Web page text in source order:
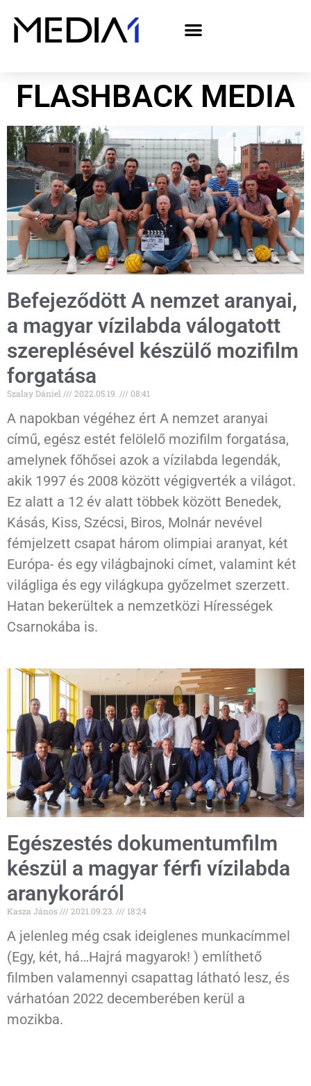
FLASHBACK MEDIA
Befejeződött A nemzet aranyai,
a magyar vízilabda válogatott
szereplésével készülő mozifilm
forgatása
Szalay Dániel 2022.05.19. 08:41
A napokban végéhez ért A nemzet aranyai
című, egész estét felölelő mozifilm forgatása,
amelynek főhősei azok a vízilabda legendák,
akik 1997 és 2008 között végigverték a világot.
Ez alatt a 12 év alatt többek között Benedek,
Kásás, Kiss, Szécsi, Biros, Molnár nevével
fémjelzett csapat három olimpiai aranyat, két
Európa- és egy világbajnoki címet, valamint két
világliga és egy világkupa győzelmet szerzett.
Hatan bekerültek a nemzetközi Hírességek
Csarnokába is.
Egészestés dokumentumfilm
készül a magyar férfi vízilabda
aranykoráról
Kasza János 2021.09.23. 18:24
A jelenleg még csak ideiglenes munkacímmel
(Egy, két, há…Hajrá magyarok! ) említhető
filmben valamennyi csapattag látható lesz, és
várhatóan 2022 decemberében kerül a
mozikba.